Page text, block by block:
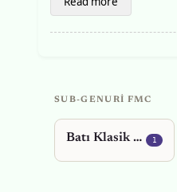
SUB-GENURI FMC
Batı Klasik Müziği 1